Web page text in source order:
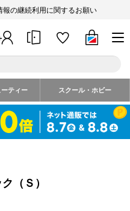
報の継続利用に関するお願い
ティー スクール・ホビー
（Ｓ）